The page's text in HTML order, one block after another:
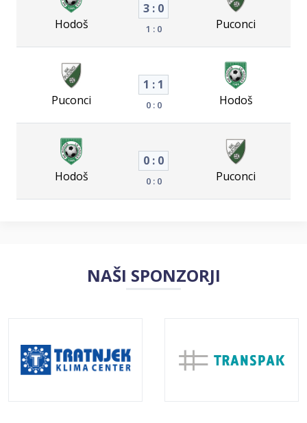
Hodoš
3 : 0
1 : 0 Puconci
Puconci
1 : 1
0 : 0 Hodoš
Hodoš
0 : 0
0 : 0 Puconci
NAŠI SPONZORJI